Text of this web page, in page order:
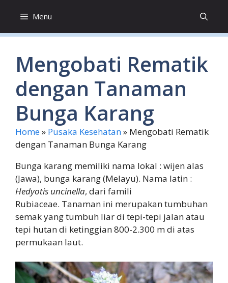
content
Menu
Mengobati Rematik
dengan Tanaman
Bunga Karang
Home» Pusaka Kesehatan» Mengobati Rematik
dengan Tanaman Bunga Karang
Bunga karang memiliki nama lokal : wijen alas
(Jawa), bunga karang (Melayu). Nama latin :
Hedyotis uncinella, dari famili
Rubiaceae. Tanaman ini merupakan tumbuhan
semak yang tumbuh liar di tepi-tepi jalan atau
tepi hutan di ketinggian 800-2.300 m di atas
permukaan laut.